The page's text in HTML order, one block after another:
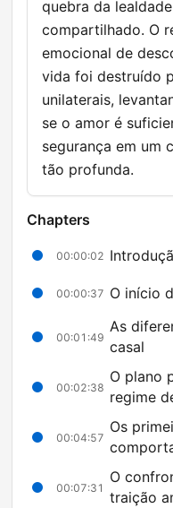
quebra da
compartilhado. O
emocional de
vida foi destruído
unilaterais,
se o amor é
segurança em um
tão profunda.
Chapters
00:00:02
00:00:37 O início
00:01:49
As
casal
00:02:38
O plano
regime
00:04:57
Os
00:07:31
O
traição